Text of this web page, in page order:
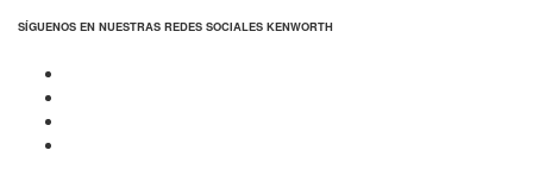
SÍGUENOS EN NUESTRAS REDES SOCIALES KENWORTH